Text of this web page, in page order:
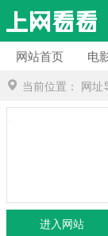
网站首页 电
当前位置： 网址
进入网站